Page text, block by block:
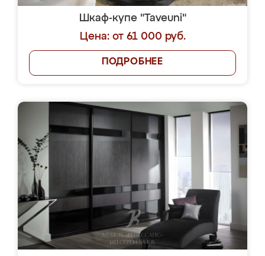
Шкаф-купе "Taveuni"
Цена: от 61 000 руб.
ПОДРОБНЕЕ